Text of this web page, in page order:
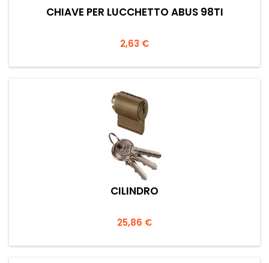
CHIAVE PER LUCCHETTO ABUS 98TI
Prezzo
2,63 €
CILINDRO
Prezzo
25,86 €